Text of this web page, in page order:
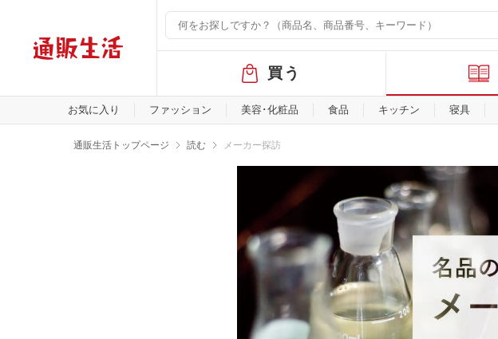
バ
ル
メ
買う
お気に入り ファッション 美容･化粧品 食品 キッチン 寝具
通販生活トップページ 読む メーカー探訪